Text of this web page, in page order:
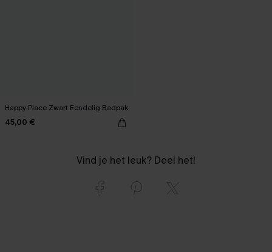
Happy Place Zwart Eendelig Badpak
45,00 €
Vind je het leuk? Deel het!